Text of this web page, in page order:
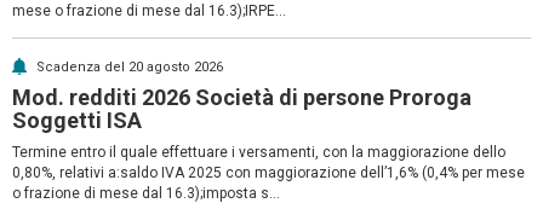
mese o frazione di mese dal 16.3);IRPE...
Scadenza del 20 agosto 2026
Mod. redditi 2026 Società di persone Proroga
Soggetti ISA
Termine entro il quale effettuare i versamenti, con la maggiorazione dello
0,80%, relativi a:saldo IVA 2025 con maggiorazione dell’1,6% (0,4% per mese
o frazione di mese dal 16.3);imposta s...